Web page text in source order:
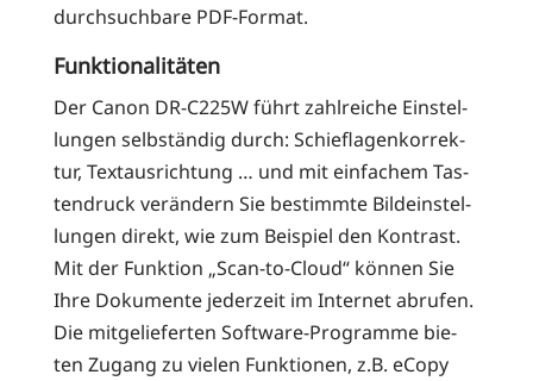
durch­such­ba­re PDF-Format.
Funktionalitäten
Der Canon DR-C225W führt zahl­rei­che Ein­stel­
lun­gen selb­stän­dig durch: Schief­la­gen­kor­rek­
tur, Text­aus­rich­tung … und mit ein­fa­chem Tas­
ten­druck ver­än­dern Sie bestimm­te Bild­ein­stel­
lun­gen direkt, wie zum Bei­spiel den Kon­trast.
Mit der Funk­ti­on „Scan-to-Cloud“ kön­nen Sie
Ihre Doku­men­te jeder­zeit im Inter­net abru­fen.
Die mit­ge­lie­fer­ten Soft­ware-Pro­gram­me bie­
ten Zugang zu vie­len Funk­tio­nen, z.B. eCo­py